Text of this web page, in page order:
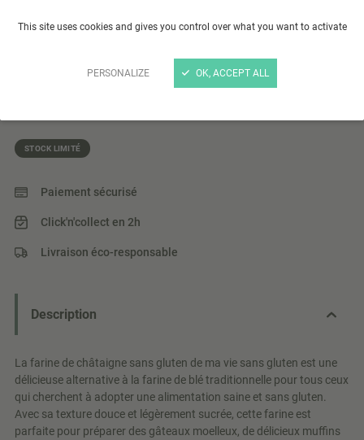
This site uses cookies and gives you control over what you want to activate
PERSONALIZE OK, ACCEPT ALL
STOCK LIMITÉ
Paiement sécurisé
Click'n'collect en 2h
Livraison éco-responsable
Description
La farine de châtaigne sans gluten de ma vie sans gluten est une
délicieuse alternative à la farine de blé traditionnelle pour tous ceux
qui cherchent à adopter une alimentation saine et sans gluten.
Avec sa texture douce et légèrement sucrée, cette farine est
parfaite pour préparer des gâteaux moelleux, de délicieux muffins